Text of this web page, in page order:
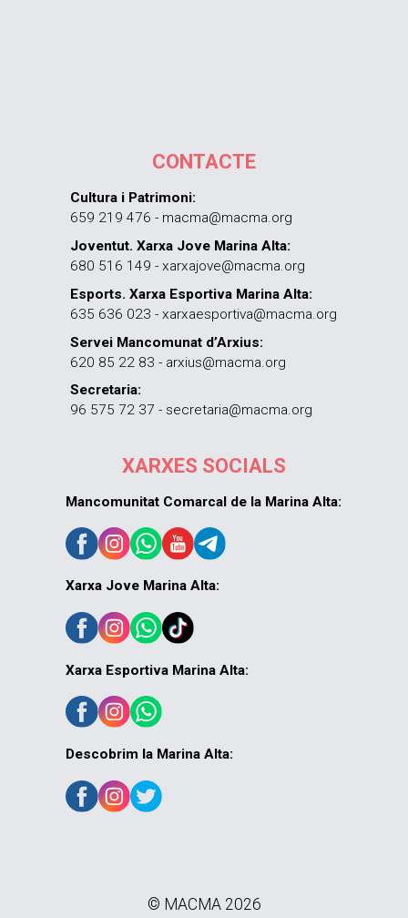
CONTACTE
Cultura i Patrimoni:
659 219 476 - macma@macma.org
Joventut. Xarxa Jove Marina Alta:
680 516 149 - xarxajove@macma.org
Esports. Xarxa Esportiva Marina Alta:
635 636 023 - xarxaesportiva@macma.org
Servei Mancomunat d’Arxius:
620 85 22 83 - arxius@macma.org
Secretaria:
96 575 72 37 - secretaria@macma.org
XARXES SOCIALS
Mancomunitat Comarcal de la Marina Alta:
Xarxa Jove Marina Alta:
Xarxa Esportiva Marina Alta:
Descobrim la Marina Alta:
© MACMA 2026